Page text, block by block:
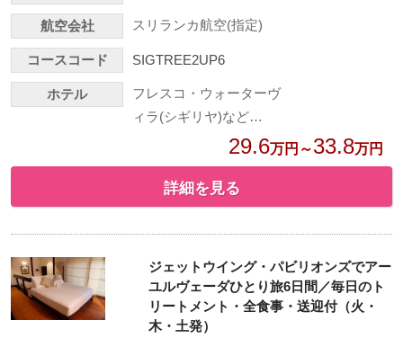
航空会社 スリランカ航空(指定)
コースコード SIGTREE2UP6
ホテル
フレスコ・ウォーターヴ
ィラ(シギリヤ)など…
29.6万円～33.8万円
詳細を見る
ジェットウイング・パビリオンズでアー
ユルヴェーダひとり旅6日間／毎日のト
リートメント・全食事・送迎付（火・
木・土発）